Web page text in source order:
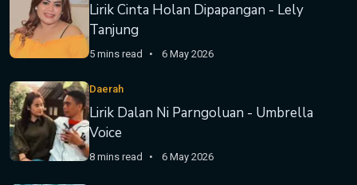
Lirik Cinta Holan Dipapangan - Lely
Tanjung
5 mins read 6 May 2026
Daerah
Lirik Dalan Ni Parngoluan - Umbrella
Voice
8 mins read 6 May 2026